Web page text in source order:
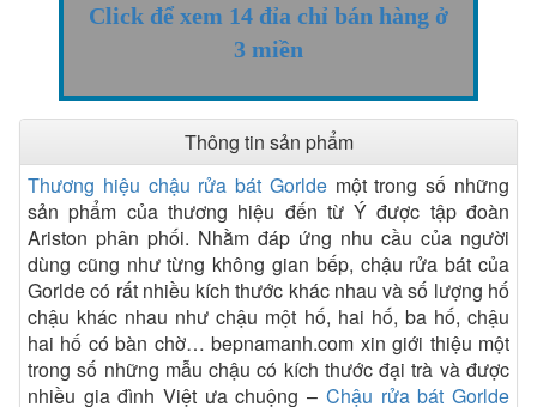
Click để xem 14 đỉa chỉ bán hàng ở
3 miền
Thông tin sản phẩm
Thương hiệu chậu rửa bát Gorldemột trong số những
sản phẩm của thương hiệu đến từ Ý được tập đoàn
Ariston phân phối. Nhằm đáp ứng nhu cầu của người
dùng cũng như từng không gian bếp, chậu rửa bát của
Gorlde có rất nhiều kích thước khác nhau và số lượng hố
chậu khác nhau như chậu một hố, hai hố, ba hố, chậu
hai hố có bàn chờ… bepnamanh.com xin giới thiệu một
trong số những mẫu chậu có kích thước đại trà và được
nhiều gia đình Việt ưa chuộng – Chậu rửa bát Gorlde